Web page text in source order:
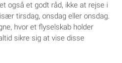
også et godt råd, ikke at rejse i
tirsdag, onsdag eller onsdag.
hvor et flyselskab holder
sikre sig at vise disse